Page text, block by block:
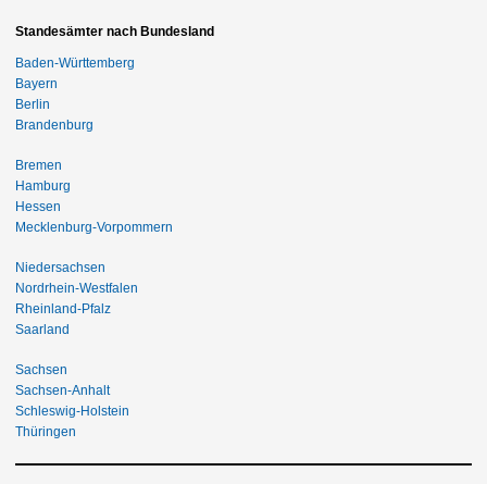
Standesämter nach Bundesland
Baden-Württemberg
Bayern
Berlin
Brandenburg
Bremen
Hamburg
Hessen
Mecklenburg-Vorpommern
Niedersachsen
Nordrhein-Westfalen
Rheinland-Pfalz
Saarland
Sachsen
Sachsen-Anhalt
Schleswig-Holstein
Thüringen